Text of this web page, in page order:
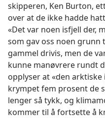
skipperen, Ken Burton,
over at de ikke hadde
«Det var noen isfjell der,
som gav oss noen grunn
gammel drivis, men de
kunne manøvrere rundt
opplyser at «den
krympet fem prosent de
lenger så tykk, og
kommer til å fortsette å